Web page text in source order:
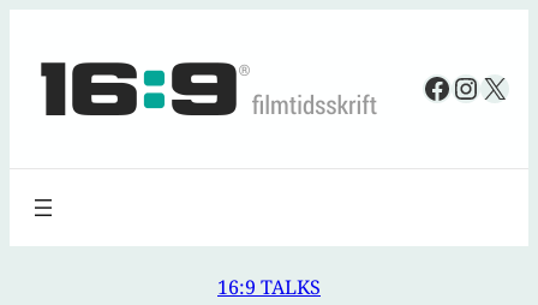
indhold
X
16:9 TALKS